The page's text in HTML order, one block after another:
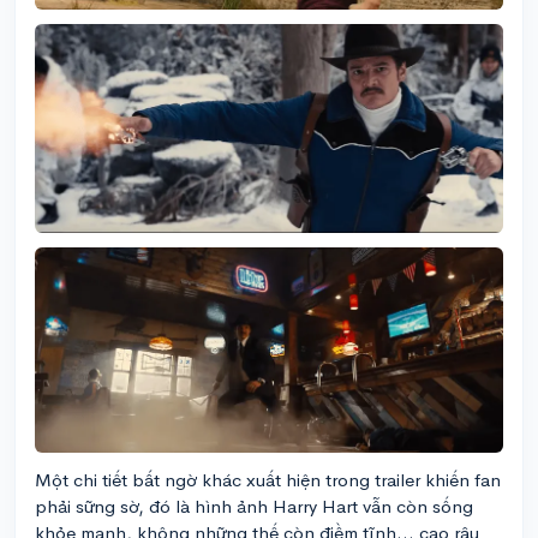
Một chi tiết bất ngờ khác xuất hiện trong trailer khiến fan
phải sững sờ, đó là hình ảnh Harry Hart vẫn còn sống
khỏe mạnh, không những thế còn điềm tĩnh… cạo râu